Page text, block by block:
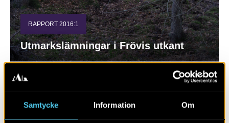
Samtycke Information Om
RAPPORT 2016:1
Utmarkslämningar i Frövis utkant